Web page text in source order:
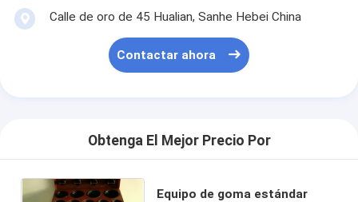
Calle de oro de 45 Hualian, Sanhe Hebei China
Contactar ahora
Obtenga El Mejor Precio Por
Equipo de goma estándar